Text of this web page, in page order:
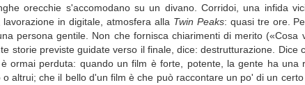
orecchie s'accomodano su un divano. Corridoi, una infida
in digitale, atmosfera alla Twin Peaks: quasi tre ore.
persona gentile. Non che fornisca chiarimenti di merito («Cosa
storie previste guidate verso il finale, dice: destrutturazione. Dice
perduta: quando un film è forte, potente, la gente ha una
altrui; che il bello d'un film è che può raccontare un po' di un